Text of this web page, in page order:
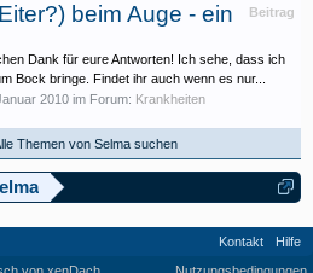
Beitrag
beim Auge - ein
Dank für eure Antworten! Ich sehe, dass ich
Bock bringe. Findet ihr auch wenn es nur...
2010 im Forum: Krankheiten
Themen von Selma suchen
Kontakt
Hilfe